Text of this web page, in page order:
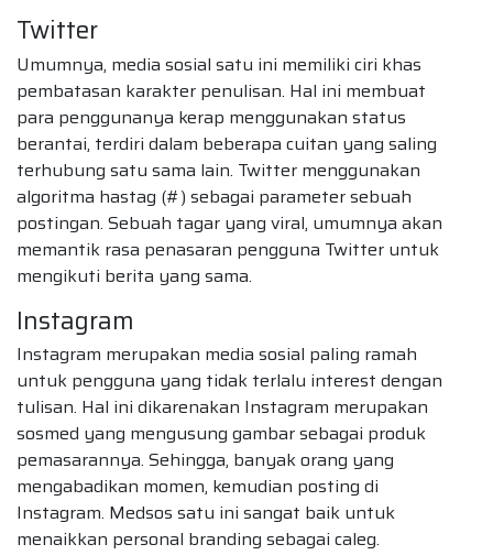
Twitter
Umumnya, media sosial satu ini memiliki ciri khas
pembatasan karakter penulisan. Hal ini membuat
para penggunanya kerap menggunakan status
berantai, terdiri dalam beberapa cuitan yang saling
terhubung satu sama lain. Twitter menggunakan
algoritma hastag (#) sebagai parameter sebuah
postingan. Sebuah tagar yang viral, umumnya akan
memantik rasa penasaran pengguna Twitter untuk
mengikuti berita yang sama.
Instagram
Instagram merupakan media sosial paling ramah
untuk pengguna yang tidak terlalu interest dengan
tulisan. Hal ini dikarenakan Instagram merupakan
sosmed yang mengusung gambar sebagai produk
pemasarannya. Sehingga, banyak orang yang
mengabadikan momen, kemudian posting di
Instagram. Medsos satu ini sangat baik untuk
menaikkan personal branding sebagai caleg.